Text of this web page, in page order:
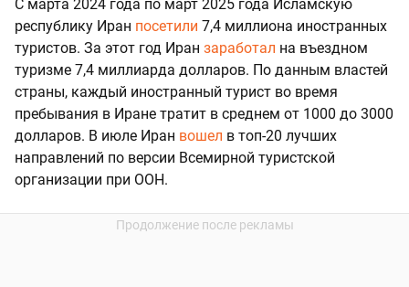
С марта 2024 года по март 2025 года Исламскую
республику Иран посетили 7,4 миллиона иностранных
туристов. За этот год Иран заработал на въездном
туризме 7,4 миллиарда долларов. По данным властей
страны, каждый иностранный турист во время
пребывания в Иране тратит в среднем от 1000 до 3000
долларов. В июле Иран вошел в топ-20 лучших
направлений по версии Всемирной туристской
организации при ООН.